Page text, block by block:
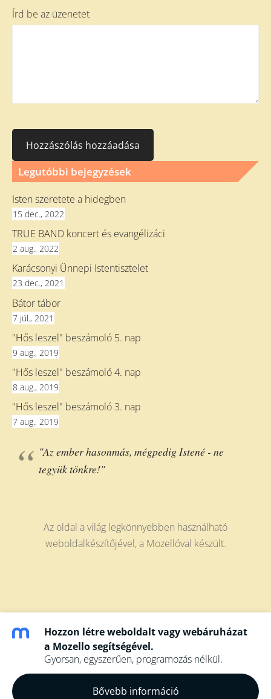
Legutóbbi bejegyzések
Isten szeretete a hidegben
15 dec., 2022
TRUE BAND koncert és evangélizáci
2 aug., 2022
Karácsonyi Ünnepi Istentisztelet
23 dec., 2021
Bátor tábor
7 júl., 2021
"Hős leszel" beszámoló 5. nap
9 aug., 2019
"Hős leszel" beszámoló 4. nap
8 aug., 2019
"Hős leszel" beszámoló 3. nap
7 aug., 2019
"Az ember hasonmás, mégpedig Istené - ne
tegyük tönkre!"
Írd be az üzenetet
Az oldal a világ legkönnyebben használható
weboldalkészítőjével, a Mozellóval készült.
Hozzon létre weboldalt vagy webáruházat
a Mozello segítségével.
Gyorsan, egyszerűen, programozás nélkül.
Bővebb információ